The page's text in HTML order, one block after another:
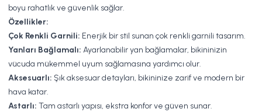
boyu rahatlık ve güvenlik sağlar.
Özellikler:
Çok Renkli Garnili: Enerjik bir stil sunan çok renkli garnili tasarım.
Yanları Bağlamalı: Ayarlanabilir yan bağlamalar, bikininizin
vücuda mükemmel uyum sağlamasına yardımcı olur.
Aksesuarlı: Şık aksesuar detayları, bikininize zarif ve modern bir
hava katar.
Astarlı: Tam astarlı yapısı, ekstra konfor ve güven sunar.